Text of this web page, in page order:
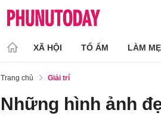
XÃ HỘI TỔ ẤM LÀM MẸ
Trang chủ Giải trí
Những hình ảnh